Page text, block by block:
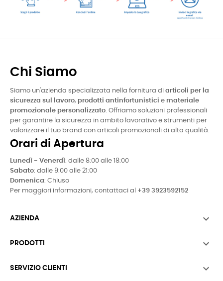
Chi Siamo
Siamo un'azienda specializzata nella fornitura di articoli per la
sicurezza sul lavoro, prodotti antinfortunistici e materiale
promozionale personalizzato. Offriamo soluzioni professionali
per garantire la sicurezza in ambito lavorativo e strumenti per
valorizzare il tuo brand con articoli promozionali di alta qualità.
Orari di Apertura
Lunedì - Venerdì: dalle 8:00 alle 18:00
Sabato: dalle 9:00 alle 21:00
Domenica: Chiuso
Per maggiori informazioni, contattaci al +39 3923592152
AZIENDA 
PRODOTTI 
SERVIZIO CLIENTI 